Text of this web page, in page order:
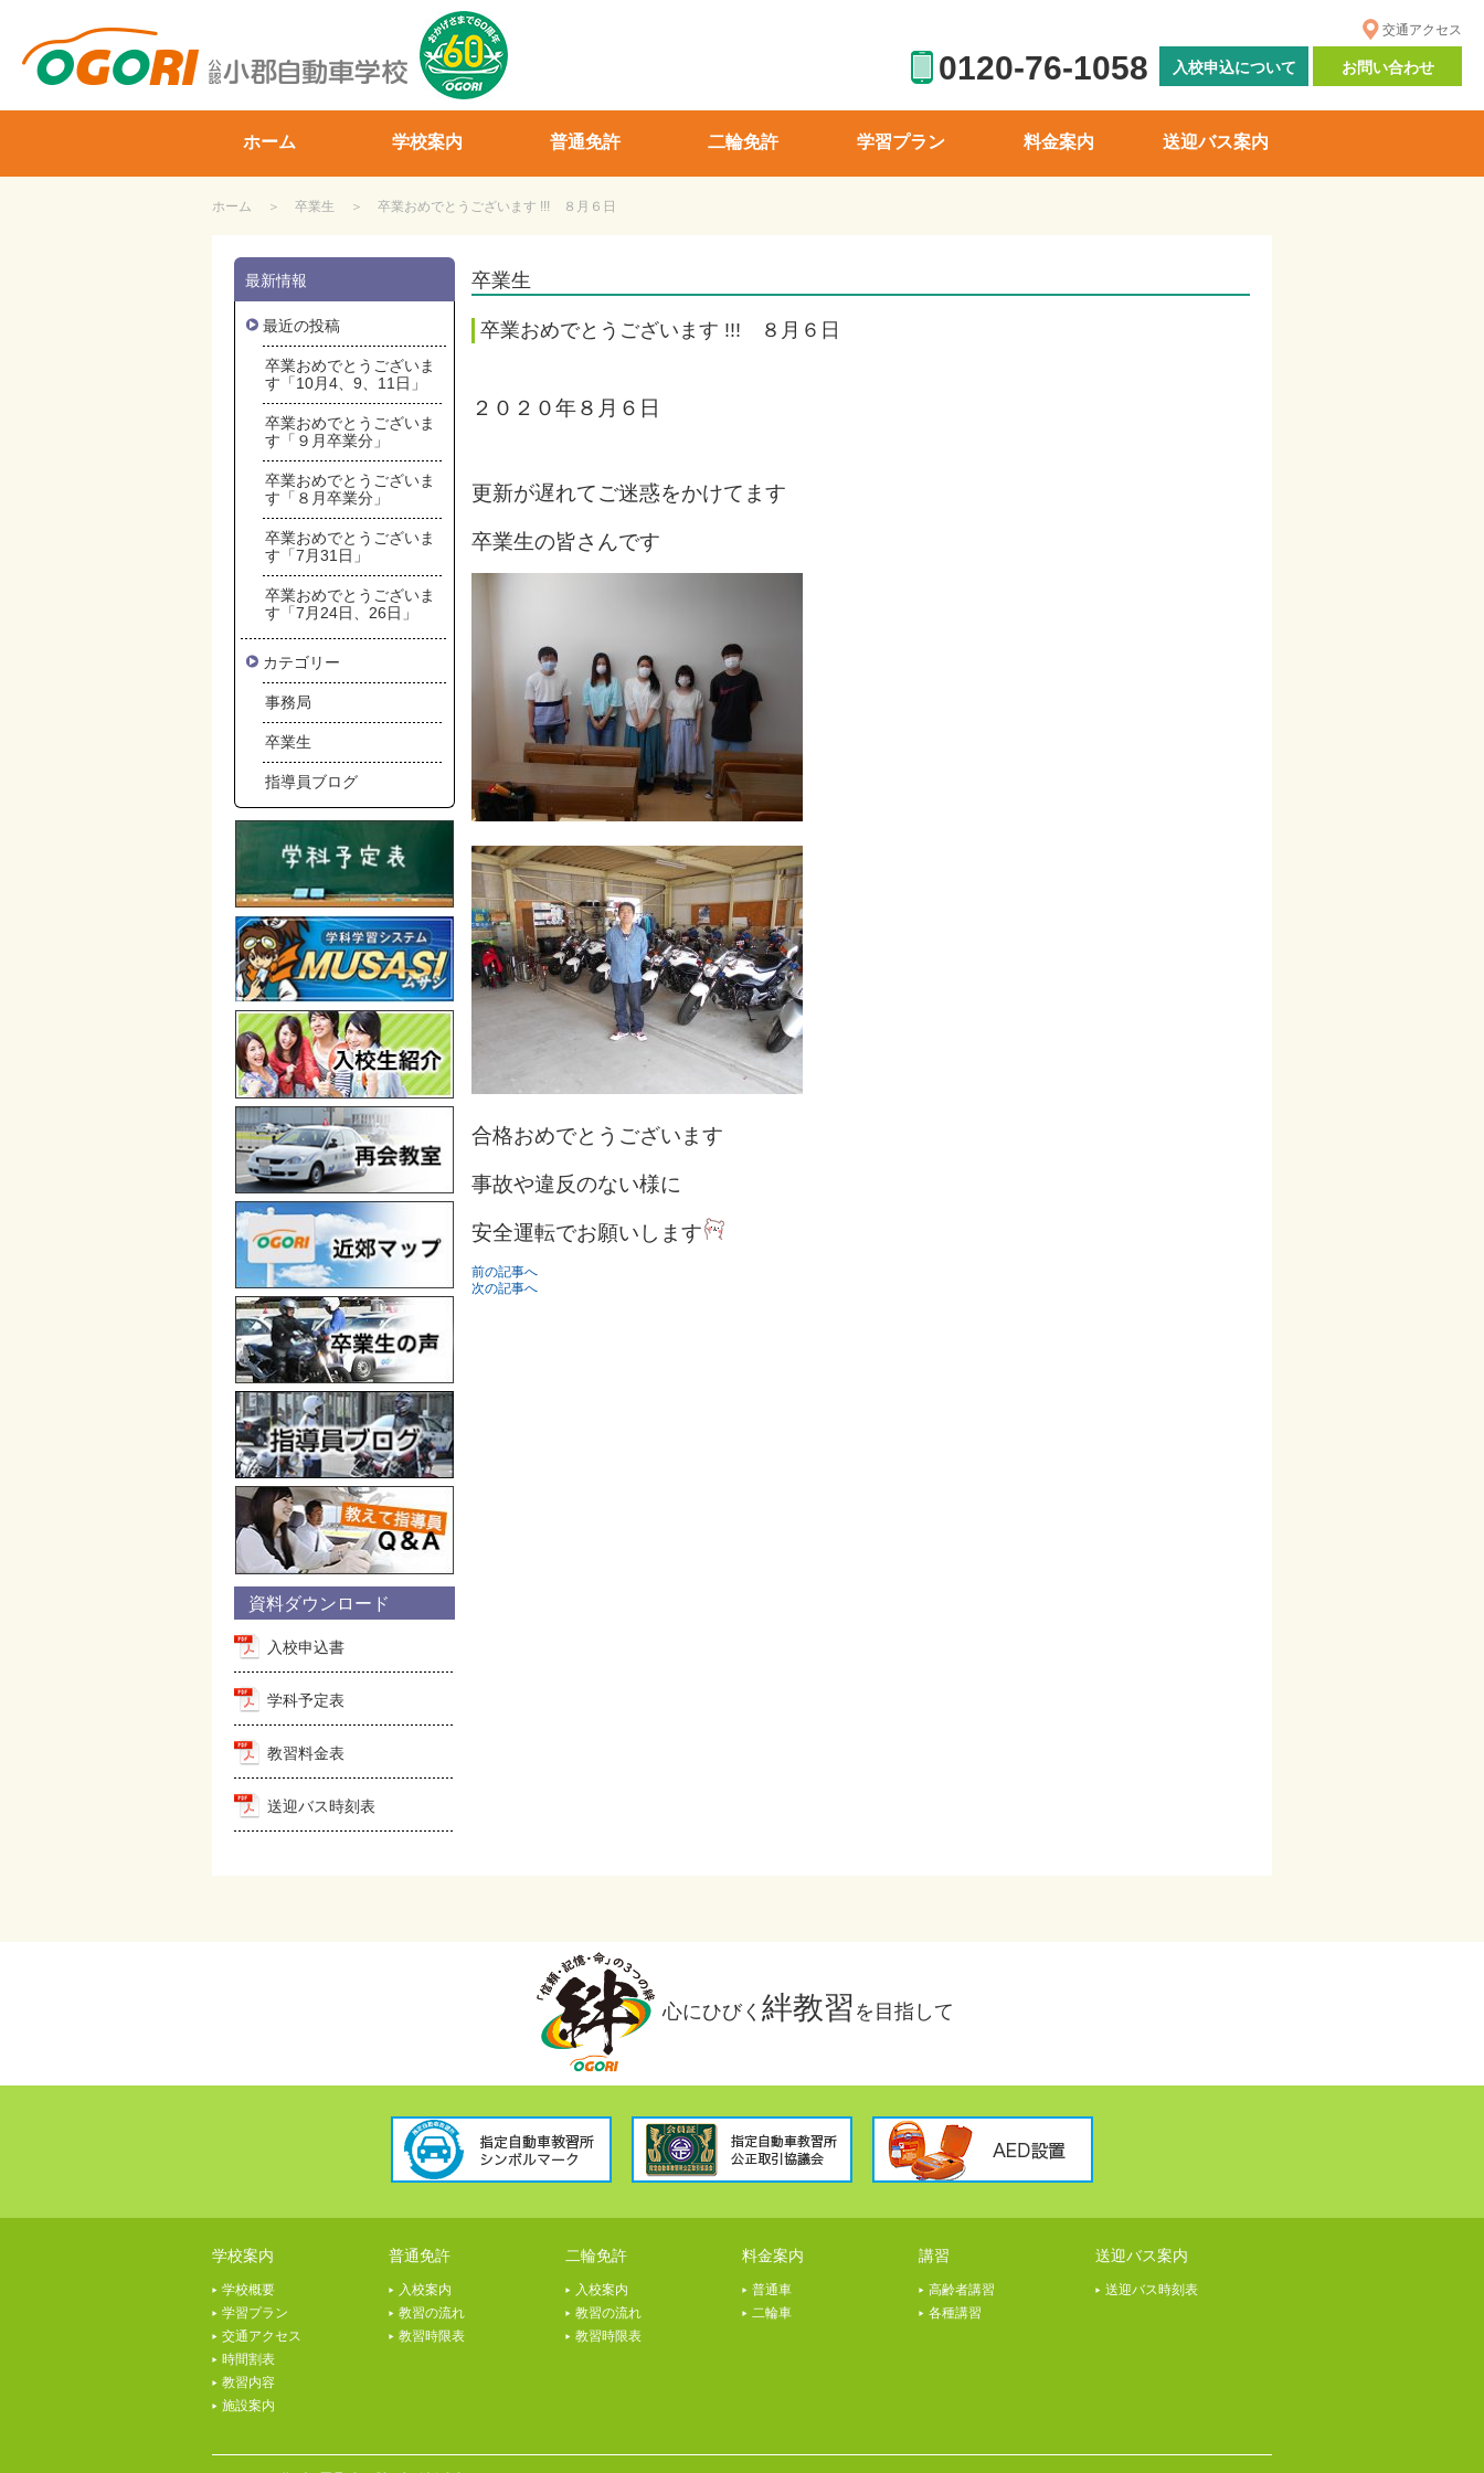
交通アクセス
お問い合わせ
入校申込について
0120-76-1058
ホーム 学校案内 普通免許 二輪免許 学習プラン 料金案内 送迎バス案内
ホーム 卒業生 卒業おめでとうございます !!! ８月６日
卒業生
卒業おめでとうございます !!! ８月６日
２０２０年８月６日
更新が遅れてご迷惑をかけてます
卒業生の皆さんです
合格おめでとうございます
事故や違反のない様に
安全運転でお願いします
前の記事へ
次の記事へ
最新情報
最近の投稿
卒業おめでとうございま
す「10月4、9、11日」
卒業おめでとうございま
す「９月卒業分」
卒業おめでとうございま
す「８月卒業分」
卒業おめでとうございま
す「7月31日」
卒業おめでとうございま
す「7月24日、26日」
カテゴリー
事務局
卒業生
指導員ブログ
資料ダウンロード
入校申込書
学科予定表
教習料金表
送迎バス時刻表
心にひびく 絆教習 を目指して
学校案内
学校概要
学習プラン
交通アクセス
時間割表
教習内容
施設案内
普通免許
入校案内
教習の流れ
教習時限表
二輪免許
入校案内
教習の流れ
教習時限表
料金案内
普通車
二輪車
講習
高齢者講習
各種講習
送迎バス案内
送迎バス時刻表